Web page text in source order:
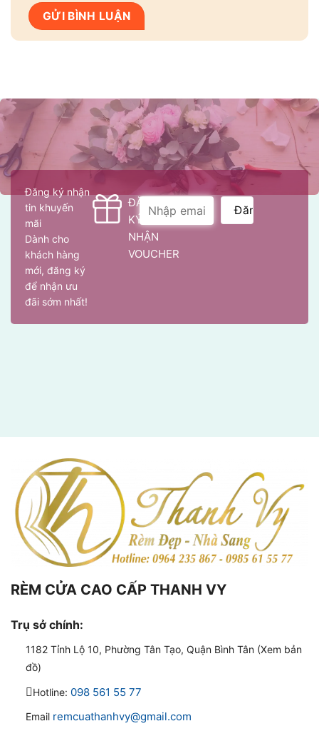
Đăng ký nhận
tin khuyến
mãi
Dành cho
khách hàng
mới, đăng ký
để nhận ưu
đãi sớm nhất!
ĐĂNG
KÝ
NHẬN
VOUCHER
RÈM CỬA CAO CẤP THANH VY
Trụ sở chính:
1182 Tỉnh Lộ 10, Phường Tân Tạo, Quận Bình Tân (Xem bản
đồ)
Hotline: 098 561 55 77
Email remcuathanhvy@gmail.com